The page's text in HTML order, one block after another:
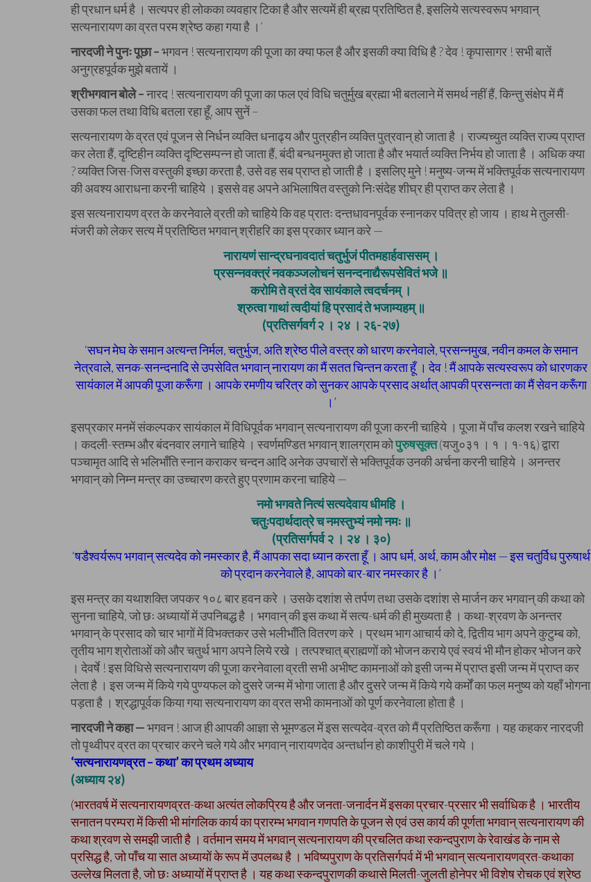
ही प्रधान धर्म है । सत्यपर ही लोकका व्यवहार टिका है और सत्यमें ही ब्रह्म प्रतिष्ठित है, इसलिये सत्यस्वरूप भगवान्
सत्यनारायण का व्रत परम श्रेष्ठ कहा गया है ।’
नारदजी ने पुनः पूछा –भगवन ! सत्यनारायण की पूजा का क्या फल है और इसकी क्या विधि है ? देव ! कृपासागर ! सभी बातें
अनुग्रहपूर्वक मुझे बतायें ।
श्रीभगवान बोले –नारद ! सत्यनारायण की पूजा का फल एवं विधि चतुर्मुख ब्रह्मा भी बतलाने में समर्थ नहीं हैं, किन्तु संक्षेप में मैं
उसका फल तथा विधि बतला रहा हूँ, आप सुनें –
सत्यनारायण के व्रत एवं पूजन से निर्धन व्यक्ति धनाढ्य और पुत्रहीन व्यक्ति पुत्रवान् हो जाता है । राज्यच्युत व्यक्ति राज्य प्राप्त
कर लेता हैं, दृष्टिहीन व्यक्ति दृष्टिसम्पन्न हो जाता हैं, बंदी बन्धनमुक्त हो जाता है और भयार्त व्यक्ति निर्भय हो जाता है । अधिक क्या
? व्यक्ति जिस-जिस वस्तुकी इच्छा करता है, उसे वह सब प्राप्त हो जाती है । इसलिए मुने ! मनुष्य-जन्म में भक्तिपूर्वक सत्यनारायण
की अवश्य आराधना करनी चाहिये । इससे वह अपने अभिलाषित वस्तुको निःसंदेह शीघ्र ही प्राप्त कर लेता है ।
इस सत्यनारायण व्रत के करनेवाले व्रती को चाहिये कि वह प्रातः दन्तधावनपूर्वक स्नानकर पवित्र हो जाय । हाथ मे तुलसी-
मंजरी को लेकर सत्य में प्रतिष्ठित भगवान् श्रीहरि का इस प्रकार ध्यान करे —
नारायणं सान्द्रघनावदातं चतुर्भुजं पीतमहार्हवाससम् ।
प्रसन्नवक्त्रं नवकञ्जलोचनं सनन्दनाद्यैरूपसेवितं भजे ॥
करोमि ते व्रतं देव सायंकाले त्वदर्चनम् ।
श्रुत्वा गाथां त्वदीयां हि प्रसादं ते भजाम्यहम् ॥
(प्रतिसर्गवर्ग २ । २४ । २६-२७)
‘सघन मेघ के समान अत्यन्त निर्मल, चतुर्भुज, अति श्रेष्ठ पीले वस्त्र को धारण करनेवाले, प्रसन्नमुख, नवीन कमल के समान
नेत्रवाले, सनक-सनन्दनादि से उपसेवित भगवान् नारायण का मैं सतत चिन्तन करता हूँ । देव ! मैं आपके सत्यस्वरूप को धारणकर
सायंकाल में आपकी पूजा करूँगा । आपके रमणीय चरित्र को सुनकर आपके प्रसाद अर्थात् आपकी प्रसन्नता का मैं सेवन करूँगा
।’
इसप्रकार मनमें संकल्पकर सायंकाल में विधिपूर्वक भगवान् सत्यनारायण की पूजा करनी चाहिये । पूजा में पाँच कलश रखने चाहिये
। कदली-स्तम्भ और बंदनवार लगाने चाहिये । स्वर्णमण्डित भगवान् शालग्राम कोपुरुषसूक्त(यजु०३१ । १ । १-१६) द्वारा
पञ्चामृत आदि से भलिभाँति स्नान कराकर चन्दन आदि अनेक उपचारों से भक्तिपूर्वक उनकी अर्चना करनी चाहिये । अनन्तर
भगवान् को निम्न मन्त्र का उच्चारण करते हुए प्रणाम करना चाहिये —
नमो भगवते नित्यं सत्यदेवाय धीमहि ।
चतुःपदार्थदात्रे च नमस्तुभ्यं नमो नमः ॥
(प्रतिसर्गपर्व २ । २४ । ३०)
‘षडैश्वर्यरूप भगवान् सत्यदेव को नमस्कार है, मैं आपका सदा ध्यान करता हूँ । आप धर्म, अर्थ, काम और मोक्ष — इस चतुर्विध पुरुषार्थ
को प्रदान करनेवाले है, आपको बार-बार नमस्कार है ।’
इस मन्त्र का यथाशक्ति जपकर १०८ बार हवन करे । उसके दशांश से तर्पण तथा उसके दशांश से मार्जन कर भगवान् की कथा को
सुनना चाहिये, जो छः अध्यायों में उपनिबद्ध है । भगवान् की इस कथा में सत्य-धर्म की ही मुख्यता है । कथा-श्रवण के अनन्तर
भगवान् के प्रसाद को चार भागों में विभक्तकर उसे भलीभाँति वितरण करे । प्रथम भाग आचार्य को दे, द्वितीय भाग अपने कुटुम्ब को,
तृतीय भाग श्रोताओं को और चतुर्थ भाग अपने लिये रखे । तत्पश्चात् ब्राह्मणों को भोजन कराये एवं स्वयं भी मौन होकर भोजन करे
। देवर्षे ! इस विधिसे सत्यनारायण की पूजा करनेवाला व्रती सभी अभीष्ट कामनाओं को इसी जन्म में प्राप्त इसी जन्म में प्राप्त कर
लेता है । इस जन्म में किये गये पुण्यफल को दुसरे जन्म में भोगा जाता है और दुसरे जन्म में किये गये कर्मों का फल मनुष्य को यहाँ भोगना
पड़ता है । श्रद्धापूर्वक किया गया सत्यनारायण का व्रत सभी कामनाओं को पूर्ण करनेवाला होता है ।
नारदजी ने कहा —भगवन ! आज ही आपकी आज्ञा से भूमण्डल में इस सत्यदेव-व्रत को मैं प्रतिष्ठित करूँगा । यह कहकर नारदजी
तो पृथ्वीपर व्रत का प्रचार करने चले गये और भगवान् नारायणदेव अन्तर्धान हो काशीपुरी में चले गये ।
‘सत्यनारायणव्रत – कथा’ का प्रथम अध्याय
(अध्याय २४)
(भारतवर्ष में सत्यनारायणव्रत-कथा अत्यंत लोकप्रिय है और जनता-जनार्दन में इसका प्रचार-प्रसार भी सर्वाधिक है । भारतीय
सनातन परम्परा में किसी भी मांगलिक कार्य का प्रारम्भ भगवान गणपति के पूजन से एवं उस कार्य की पूर्णता भगवान् सत्यनारायण की
कथा श्रवण से समझी जाती है । वर्तमान समय में भगवान् सत्यनारायण की प्रचलित कथा स्कन्दपुराण के रेवाखंड के नाम से
प्रसिद्ध है, जो पाँच या सात अध्यायों के रूप में उपलब्ध है । भविष्यपुराण के प्रतिसर्गपर्व में भी भगवान् सत्यनारायणव्रत-कथाका
उल्लेख मिलता है, जो छः अध्यायों में प्राप्त है । यह कथा स्कन्दपुराणकी कथासे मिलती-जुलती होनेपर भी विशेष रोचक एवं श्रेष्ठ